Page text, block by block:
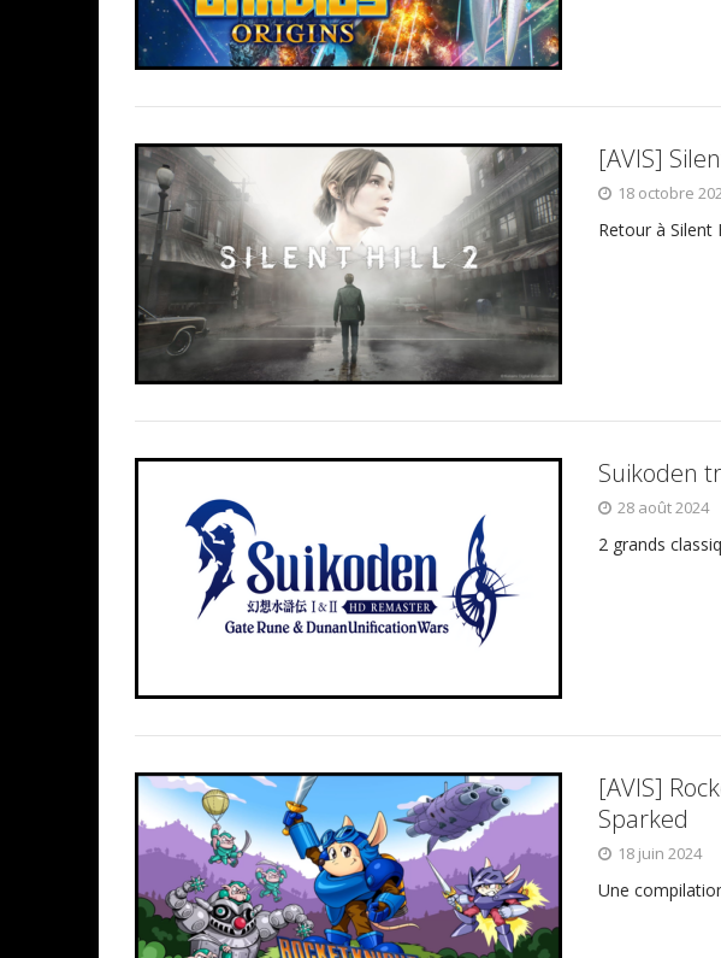
[AVIS]
18 octobre
Retour à Silent
Suikoden
28 août 2024
2 grands
[AVIS]
Sparked
18 juin 2024
Une